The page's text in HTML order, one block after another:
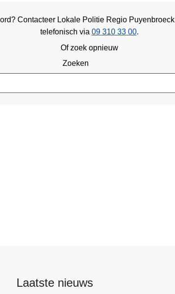
Contacteer Lokale Politie Regio Puyenbroeck
telefonisch via 09 310 33 00.
Of zoek opnieuw
Zoeken
Laatste nieuws